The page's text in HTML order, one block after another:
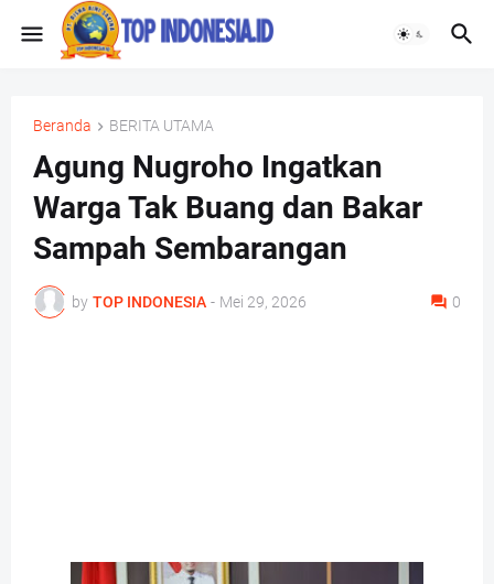
Beranda BERITA UTAMA
Agung Nugroho Ingatkan
Warga Tak Buang dan Bakar
Sampah Sembarangan
by TOP INDONESIA - Mei 29, 2026 0